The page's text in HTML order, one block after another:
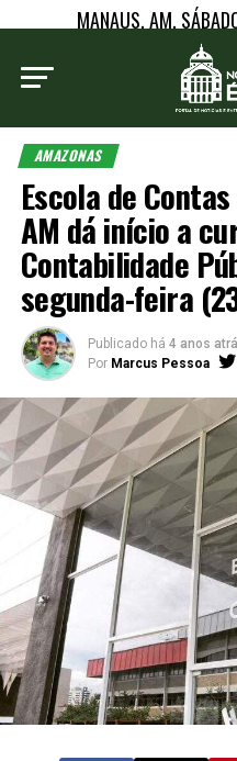
MANAUS, AM,
AMAZONAS
Escola de
AM dá início a
Contabilidade
segunda-feira
Publicado há 4 anos
Por Marcus Pessoa